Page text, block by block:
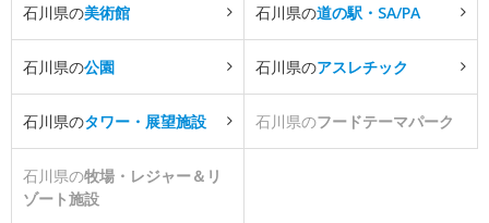
石川県の美術館 石川県の道の駅・SA/PA
石川県の公園 石川県のアスレチック
石川県のタワー・展望施設 石川県のフードテーマパーク
石川県の牧場・レジャー＆リ
ゾート施設